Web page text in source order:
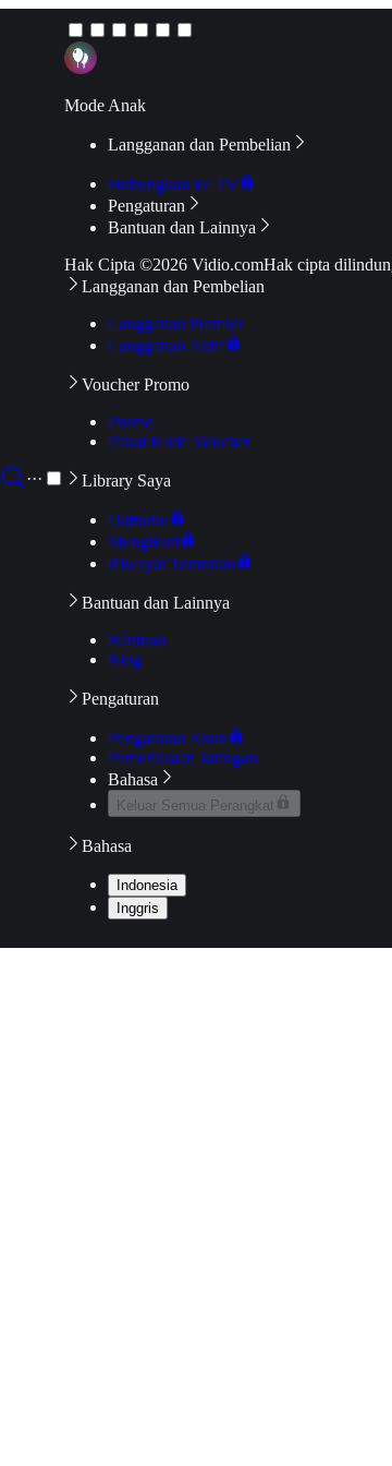
···
Mode Anak
Langganan dan Pembelian
Hubungkan ke TV
Pengaturan
Bantuan dan Lainnya
Hak Cipta ©2026 Vidio.comHak cipta
Langganan dan Pembelian
Langganan Premier
Langganan Aktif
Voucher Promo
Promo
Pakai Kode Voucher
Library Saya
Daftarku
Mengikuti
Riwayat Tontonan
Bantuan dan Lainnya
Bantuan
Blog
Pengaturan
Pengaturan Akun
Pemeriksaan Jaringan
Bahasa
Keluar Semua Perangkat
Bahasa
Indonesia
Inggris